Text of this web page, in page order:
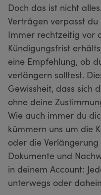
Doch das ist nicht
Verträgen verpasst
Immer rechtzeitig vor
Kündigungsfrist
eine Empfehlung, ob
verlängern solltest.
Gewissheit, dass sich
ohne deine
Wie auch immer du
kümmern uns um die
oder die
Dokumente und
in deinem Account:
unterwegs oder